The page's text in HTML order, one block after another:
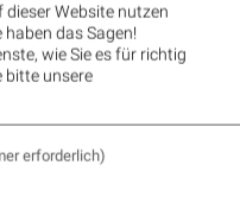
Impressum.html
Datenschutzerklaeru
dieser Website nutzen
das Sagen!
wie Sie es für richtig
bitte unsere
erforderlich)